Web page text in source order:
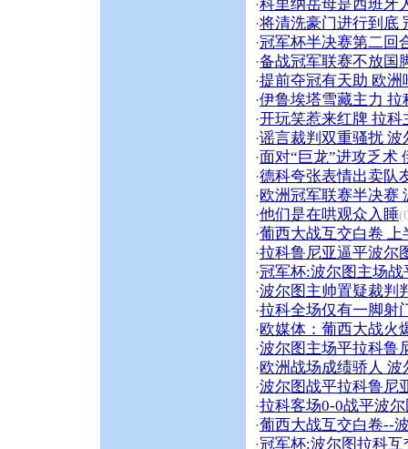
·科里纳岳母是西班牙
·将清洗豪门进行到底
·冠军杯半决赛第二回
·备战冠军联赛不放国
·提前夺冠有天助 欧洲
·伊鲁埃塔雪藏主力
·开玩笑惹来红牌 拉
·谣言裁判双重骚扰
·面对“巨龙”进攻乏术
·德科夸张表情出卖队
·欧洲冠军联赛半决赛
·他们是在哄观众入睡
·葡西大战互交白卷
·拉科鲁尼亚逼平波尔
·冠军杯:波尔图主场
·波尔图主帅置疑裁判
·拉科全场仅有一脚射
·欧媒体：葡西大战火
·波尔图主场平拉科鲁
·欧洲战场成绩骄人
·波尔图战平拉科鲁尼
·拉科客场0-0战平波
·葡西大战互交白卷--
·冠军杯:波尔图拉科